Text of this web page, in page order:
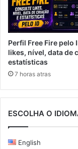
Perfil Free Fire pelo
likes, nível, data de
estatísticas
7 horas atras
ESCOLHA O
English